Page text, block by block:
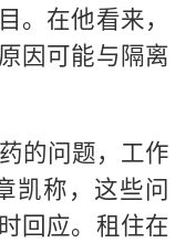
。在他看来，
因可能与隔离
的问题，工作
凯称，这些问
回应。租住在